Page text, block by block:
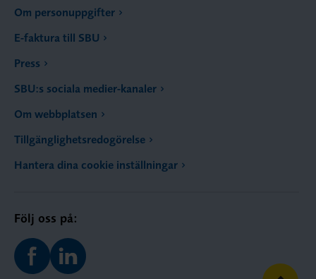
Om personuppgifter
E-faktura till SBU
Press
SBU:s sociala medier-kanaler
Om webbplatsen
Tillgänglighetsredogörelse
Hantera dina cookie inställningar
Följ oss på: